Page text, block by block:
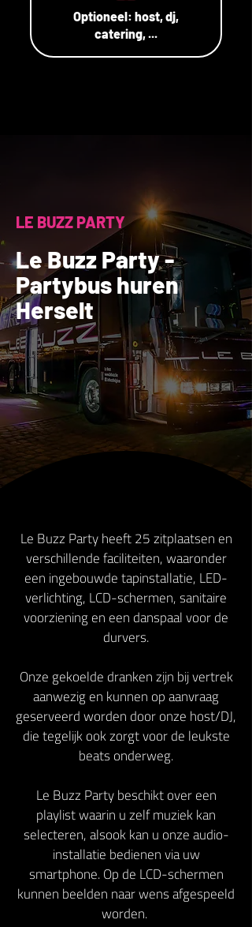
Optioneel: host, dj,
catering, ...
LE BUZZ PARTY
Le Buzz Party -
Partybus huren
Herselt
Le Buzz Party heeft 25 zitplaatsen en
verschillende faciliteiten, waaronder
een ingebouwde tapinstallatie, LED-
verlichting, LCD-schermen, sanitaire
voorziening en een danspaal voor de
durvers.
Onze gekoelde dranken zijn bij vertrek
aanwezig en kunnen op aanvraag
geserveerd worden door onze host/DJ,
die tegelijk ook zorgt voor de leukste
beats onderweg.
Le Buzz Party beschikt over een
playlist waarin u zelf muziek kan
selecteren, alsook kan u onze audio-
installatie bedienen via uw
smartphone. Op de LCD-schermen
kunnen beelden naar wens afgespeeld
worden.